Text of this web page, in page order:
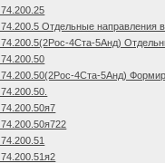
74.200.25
74.200.5 Отдельные направления
74.200.5(2Рос-4Ста-5Анд)
74.200.50
74.200.50(2Рос-4Ста-5Анд)
74.200.50.
74.200.50я7
74.200.50я722
74.200.51
74.200.51я2